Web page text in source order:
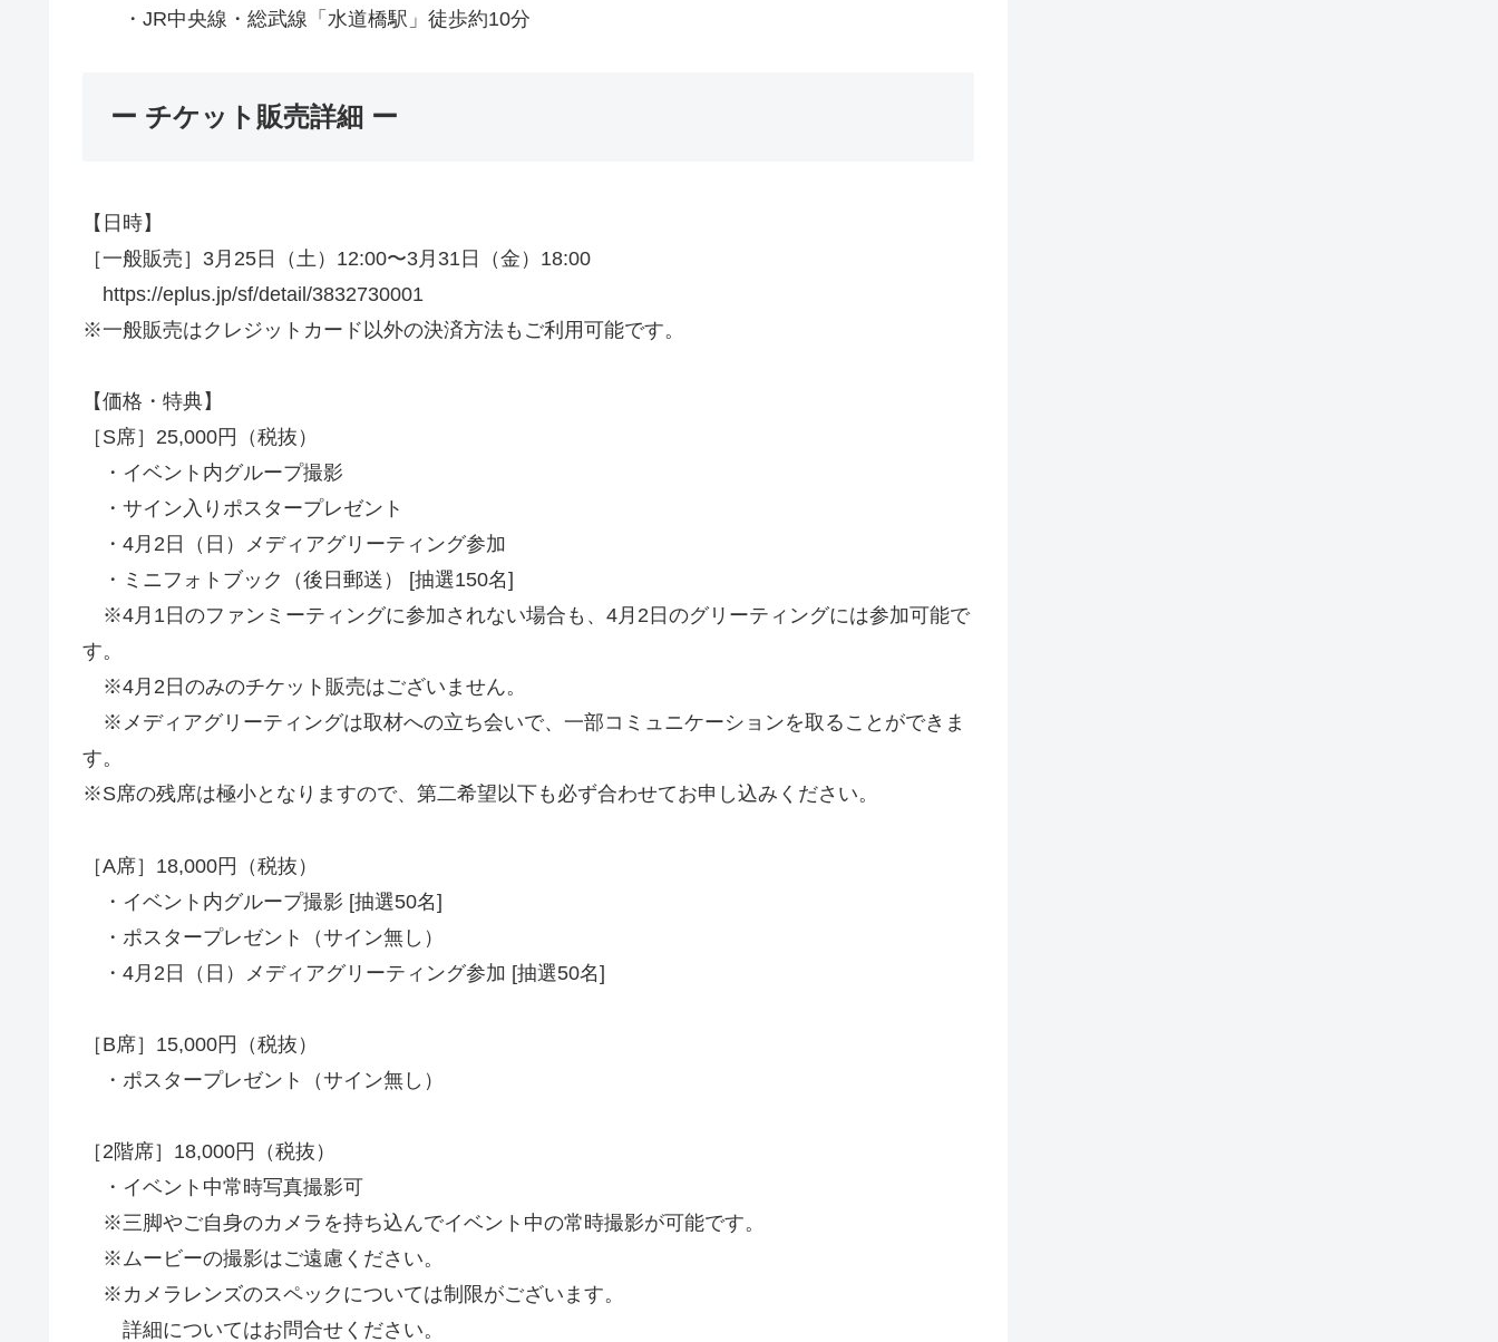
・JR中央線・総武線「水道橋駅」徒歩約10分
ー チケット販売詳細 ー
【日時】
［一般販売］3月25日（土）12:00〜3月31日（金）18:00
https://eplus.jp/sf/detail/3832730001
※一般販売はクレジットカード以外の決済方法もご利用可能です。
【価格・特典】
［S席］25,000円（税抜）
・イベント内グループ撮影
・サイン入りポスタープレゼント
・4月2日（日）メディアグリーティング参加
・ミニフォトブック（後日郵送） [抽選150名]
※4月1日のファンミーティングに参加されない場合も、4月2日のグリーティングには参加可能で
す。
※4月2日のみのチケット販売はございません。
※メディアグリーティングは取材への立ち会いで、一部コミュニケーションを取ることができま
す。
※S席の残席は極小となりますので、第二希望以下も必ず合わせてお申し込みください。
［A席］18,000円（税抜）
・イベント内グループ撮影 [抽選50名]
・ポスタープレゼント（サイン無し）
・4月2日（日）メディアグリーティング参加 [抽選50名]
［B席］15,000円（税抜）
・ポスタープレゼント（サイン無し）
［2階席］18,000円（税抜）
・イベント中常時写真撮影可
※三脚やご自身のカメラを持ち込んでイベント中の常時撮影が可能です。
※ムービーの撮影はご遠慮ください。
※カメラレンズのスペックについては制限がございます。
詳細についてはお問合せください。